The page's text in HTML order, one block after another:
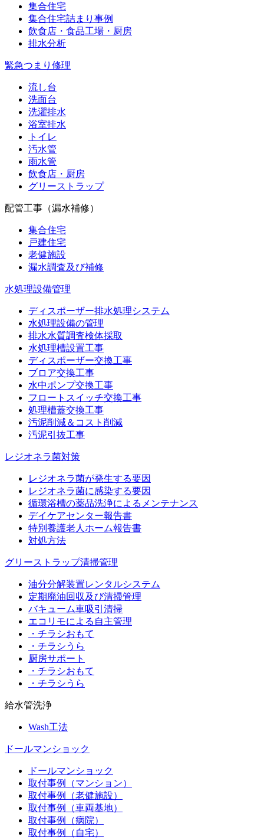
集合住宅
集合住宅詰まり事例
飲食店・食品工場・厨房
排水分析
緊急つまり修理
流し台
洗面台
洗濯排水
浴室排水
トイレ
汚水管
雨水管
飲食店・厨房
グリーストラップ
配管工事（漏水補修）
集合住宅
戸建住宅
老健施設
漏水調査及び補修
水処理設備管理
ディスポーザー排水処理システム
水処理設備の管理
排水水質調査検体採取
水処理槽設置工事
ディスポーザー交換工事
ブロア交換工事
水中ポンプ交換工事
フロートスイッチ交換工事
処理槽蓋交換工事
汚泥削減＆コスト削減
汚泥引抜工事
レジオネラ菌対策
レジオネラ菌が発生する要因
レジオネラ菌に感染する要因
循環浴槽の薬品洗浄によるメンテナンス
デイケアセンター報告書
特別養護老人ホーム報告書
対処方法
グリーストラップ清掃管理
油分分解装置レンタルシステム
定期廃油回収及び清掃管理
バキューム車吸引清掃
エコリモによる自主管理
・チラシおもて
・チラシうら
厨房サポート
・チラシおもて
・チラシうら
給水管洗浄
Wash工法
ドールマンショック
ドールマンショック
取付事例（マンション）
取付事例（老健施設）
取付事例（車両基地）
取付事例（病院）
取付事例（自宅）